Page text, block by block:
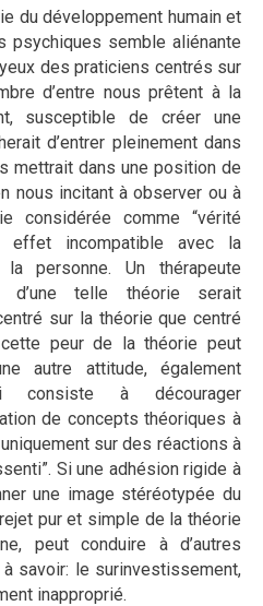
du développement humain et
psychiques semble aliénante
des praticiens centrés sur
d’entre nous prêtent à la
susceptible de créer une
d’entrer pleinement dans
mettrait dans une position de
nous incitant à observer ou à
considérée comme “vérité
effet incompatible avec la
personne. Un thérapeute
telle théorie serait
sur la théorie que centré
peur de la théorie peut
autre attitude, également
consiste à décourager
de concepts théoriques à
sur des réactions à
Si une adhésion rigide à
une image stéréotypée du
pur et simple de la théorie
peut conduire à d’autres
savoir: le surinvestissement,
inapproprié.